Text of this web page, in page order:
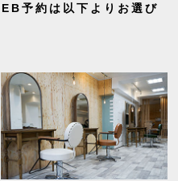
予約は以下よりお選び